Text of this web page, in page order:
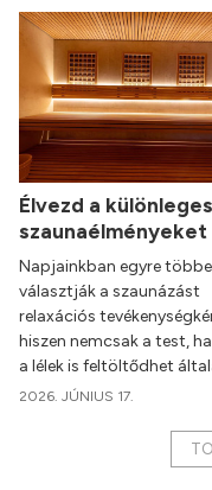
Élvezd a különleges
szaunaélményeket
Napjainkban egyre
választják a szaunázást
relaxációs
hiszen nemcsak a test,
a lélek is feltöltődhet
2026. JÚNIUS 17.